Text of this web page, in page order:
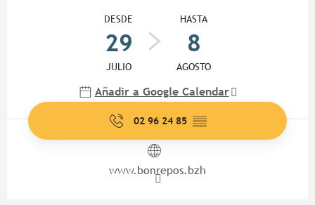
DESDE
29
JULIO
HASTA
8
AGOSTO
Añadir a Google Calendar
02 96 24 85 ▒▒
www.bonrepos.bzh